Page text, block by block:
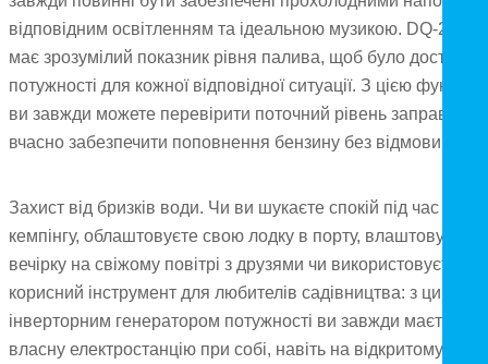
відповідним освітленням та ідеальною музикою. DQ-2100
має зрозумілий показник рівня палива, щоб було
потужності для кожної відповідної ситуації. З цією
ви завжди можете перевірити поточний рівень заправки та
вчасно забезпечити поповнення бензину без відмови.
Захист від бризків води. Чи ви шукаєте спокій під час
кемпінгу, облаштовуєте свою лодку в порту, влаштовуєте
вечірку на свіжому повітрі з друзями чи використовуєте як
корисний інструмент для любителів садівництва: з цим
інверторним генератором потужності ви завжди маєте
власну електростанцію при собі, навіть на відкритому